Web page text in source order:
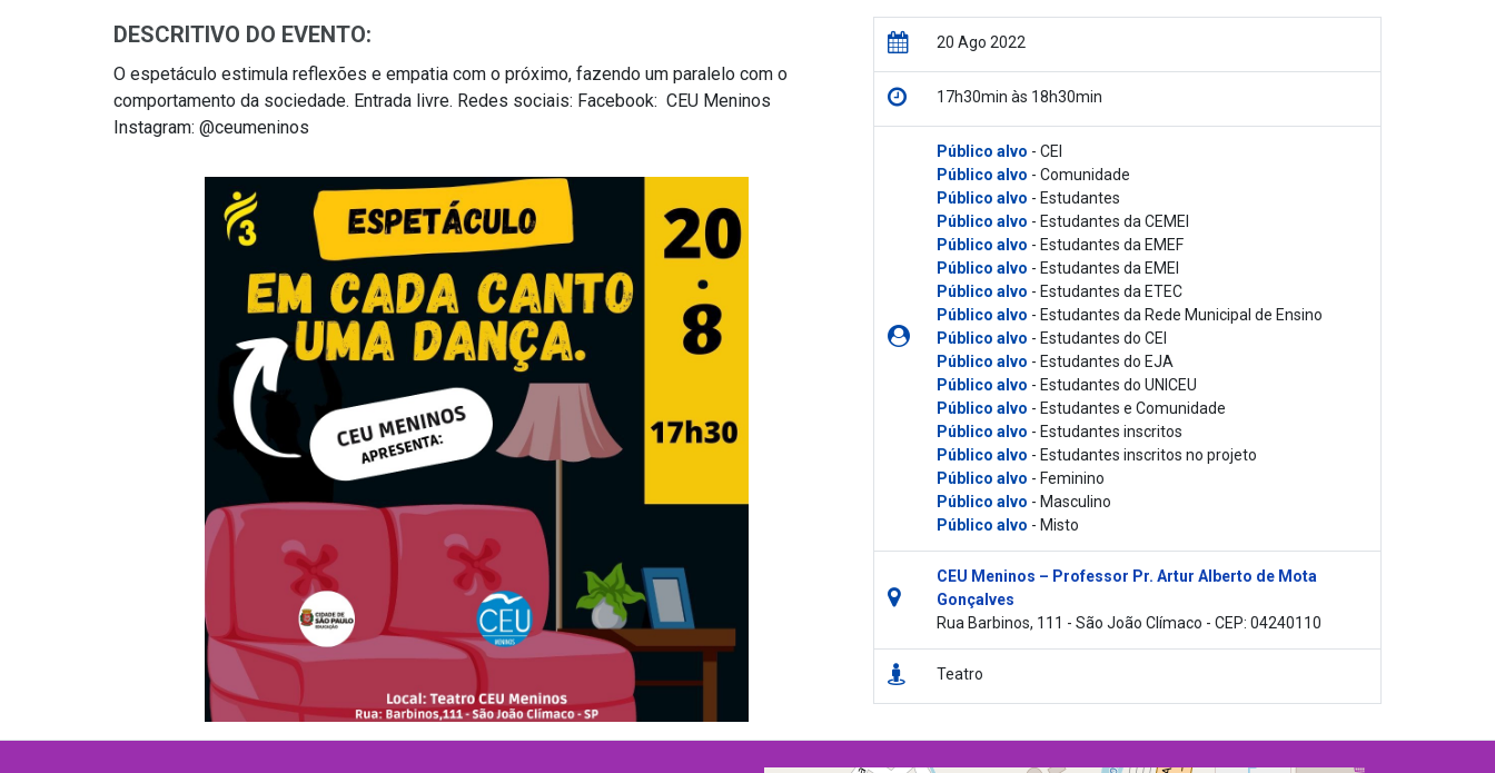
DESCRITIVO DO EVENTO:
O espetáculo estimula reflexões e empatia com o próximo, fazendo um paralelo com o
comportamento da sociedade. Entrada livre. Redes sociais: Facebook: CEU Meninos
Instagram: @ceumeninos
20 Ago 2022
17h30min às 18h30min
Público alvo - CEI
Público alvo - Comunidade
Público alvo - Estudantes
Público alvo - Estudantes da CEMEI
Público alvo - Estudantes da EMEF
Público alvo - Estudantes da EMEI
Público alvo - Estudantes da ETEC
Público alvo - Estudantes da Rede Municipal de Ensino
Público alvo - Estudantes do CEI
Público alvo - Estudantes do EJA
Público alvo - Estudantes do UNICEU
Público alvo - Estudantes e Comunidade
Público alvo - Estudantes inscritos
Público alvo - Estudantes inscritos no projeto
Público alvo - Feminino
Público alvo - Masculino
Público alvo - Misto
CEU Meninos – Professor Pr. Artur Alberto de Mota
Gonçalves
Rua Barbinos, 111 - São João Clímaco - CEP: 04240110
Teatro